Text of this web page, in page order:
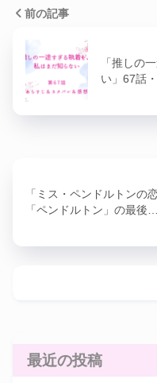
前の記事
「推しの
い」67話
「ミス・ペンドルトンの
「ペンドルトン」の最後…
最近の投稿